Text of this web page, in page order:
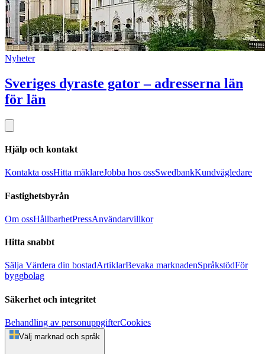
Nyheter
Sveriges dyraste gator – adresserna län
för län
Hjälp och kontakt
Kontakta ossHitta mäklareJobba hos ossSwedbankKundvägledare
Fastighetsbyrån
Om ossHållbarhetPressAnvändarvillkor
Hitta snabbt
Sälja Värdera din bostadArtiklarBevaka marknadenSpråkstödFör
byggbolag
Säkerhet och integritet
Behandling av personuppgifterCookies
Välj marknad och språk